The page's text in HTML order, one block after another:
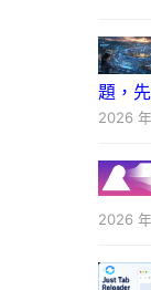
題，
2026
2026